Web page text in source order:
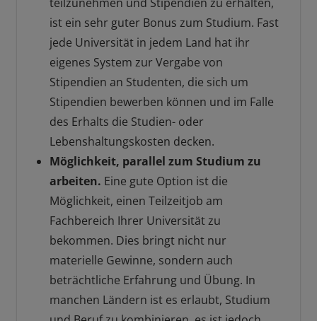
teilzunehmen und Stipendien zu erhalten,
ist ein sehr guter Bonus zum Studium. Fast
jede Universität in jedem Land hat ihr
eigenes System zur Vergabe von
Stipendien an Studenten, die sich um
Stipendien bewerben können und im Falle
des Erhalts die Studien- oder
Lebenshaltungskosten decken.
Möglichkeit, parallel zum Studium zu
arbeiten. Eine gute Option ist die
Möglichkeit, einen Teilzeitjob am
Fachbereich Ihrer Universität zu
bekommen. Dies bringt nicht nur
materielle Gewinne, sondern auch
beträchtliche Erfahrung und Übung. In
manchen Ländern ist es erlaubt, Studium